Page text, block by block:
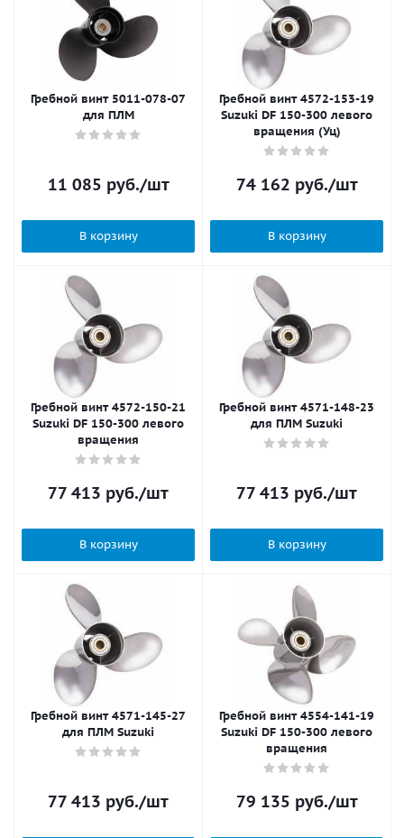
Гребной винт 5011-078-07
для ПЛМ
11 085 руб./шт
В корзину
Гребной винт 4572-153-19
Suzuki DF 150-300 левого
вращения (Уц)
74 162 руб./шт
В корзину
Гребной винт 4572-150-21
Suzuki DF 150-300 левого
вращения
77 413 руб./шт
В корзину
Гребной винт 4571-148-23
для ПЛМ Suzuki
77 413 руб./шт
В корзину
Гребной винт 4571-145-27
для ПЛМ Suzuki
77 413 руб./шт
Гребной винт 4554-141-19
Suzuki DF 150-300 левого
вращения
79 135 руб./шт